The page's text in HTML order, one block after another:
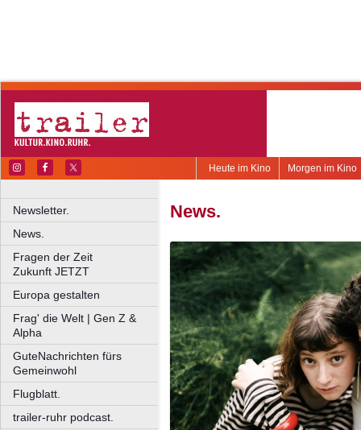
Morgen im Kino
Heute im Kino
Newsletter.
News.
Fragen der Zeit
Zukunft JETZT
Europa gestalten
Frag' die Welt | Gen Z &
Alpha
GuteNachrichten fürs
Gemeinwohl
Flugblatt.
trailer-ruhr podcast.
News.